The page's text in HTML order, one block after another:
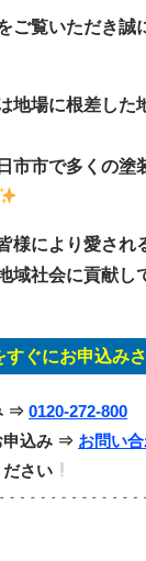
ご覧いただき誠
地場に根差した
市市で多くの塗
様により愛され
域社会に貢献し
すぐにお申込み
⇒ 0120-272-800
申込み ⇒ お問い
さい